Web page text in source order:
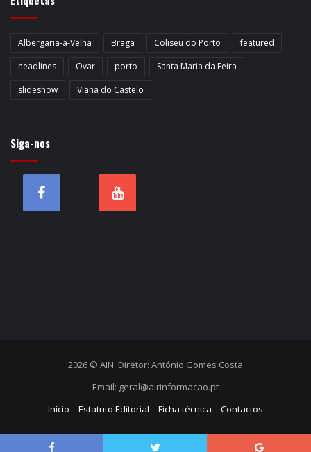
Albergaria-a-Velha Braga Coliseu do Porto
featured
headlines
Ovar porto
Santa Maria da Feira
slideshow
Viana do Castelo
Siga-nos
2026 © AIN. Diretor: António Gomes Costa
— Email: geral@airinformacao.pt —
Início
Estatuto Editorial Ficha técnica Contactos